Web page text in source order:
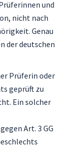
und
nicht nach
Genau
der deutschen
Prüferin oder
geprüft zu
Ein solcher
Art. 3 GG